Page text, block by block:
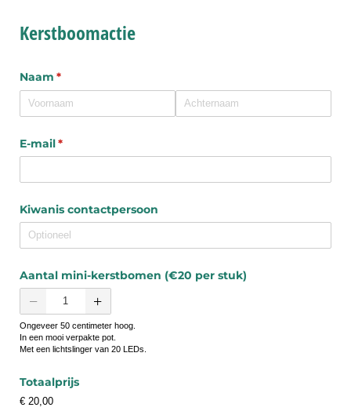
Kerstboomactie
Naam *
(is vereist)
E-mail*
(is vereist)
Kiwanis contactpersoon
Aantal mini-kerstbomen (€20 per stuk)
Ongeveer 50 centimeter hoog.
In een mooi verpakte pot.
Met een lichtslinger van 20 LEDs.
Totaalprijs
€ 20,00